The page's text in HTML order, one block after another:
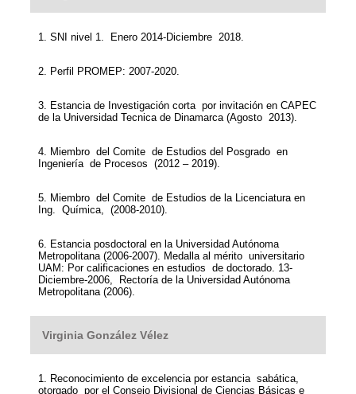
1. SNI nivel 1. Enero 2014-Diciembre 2018.
2. Perfil PROMEP: 2007-2020.
3. Estancia de Investigación corta por invitación en CAPEC
de la Universidad Tecnica de Dinamarca (Agosto 2013).
4. Miembro del Comite de Estudios del Posgrado en
Ingeniería de Procesos (2012 – 2019).
5. Miembro del Comite de Estudios de la Licenciatura en
Ing. Química, (2008-2010).
6. Estancia posdoctoral en la Universidad Autónoma
Metropolitana (2006-2007). Medalla al mérito universitario
UAM: Por calificaciones en estudios de doctorado. 13-
Diciembre-2006, Rectoría de la Universidad Autónoma
Metropolitana (2006).
Virginia González Vélez
1. Reconocimiento de excelencia por estancia sabática,
otorgado por el Consejo Divisional de Ciencias Básicas e